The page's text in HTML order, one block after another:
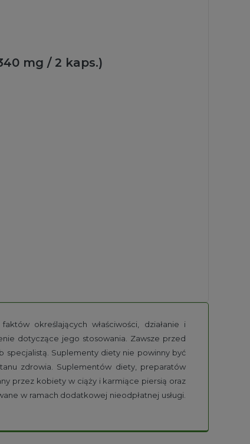
mg / 2 kaps.)
określających właściwości, działanie i
dotyczące jego stosowania. Zawsze przed
specjalistą. Suplementy diety nie powinny być
zdrowia. Suplementów diety, preparatów
przez kobiety w ciąży i karmiące piersią oraz
w ramach dodatkowej nieodpłatnej usługi.